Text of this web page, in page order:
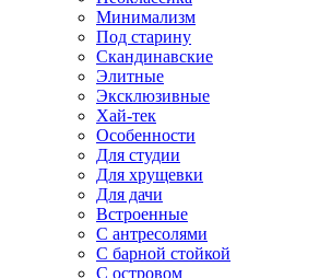
Минимализм
Под старину
Скандинавские
Элитные
Эксклюзивные
Хай-тек
Особенности
Для студии
Для хрущевки
Для дачи
Встроенные
С антресолями
С барной стойкой
С островом